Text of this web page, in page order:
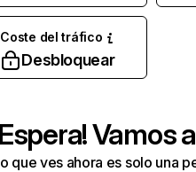
Coste del tráfico
Desbloquear
Vamos
que ves ahora es solo una